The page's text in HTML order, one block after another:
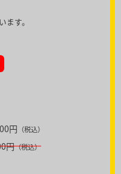
す。
円 （税込）
円（税込）